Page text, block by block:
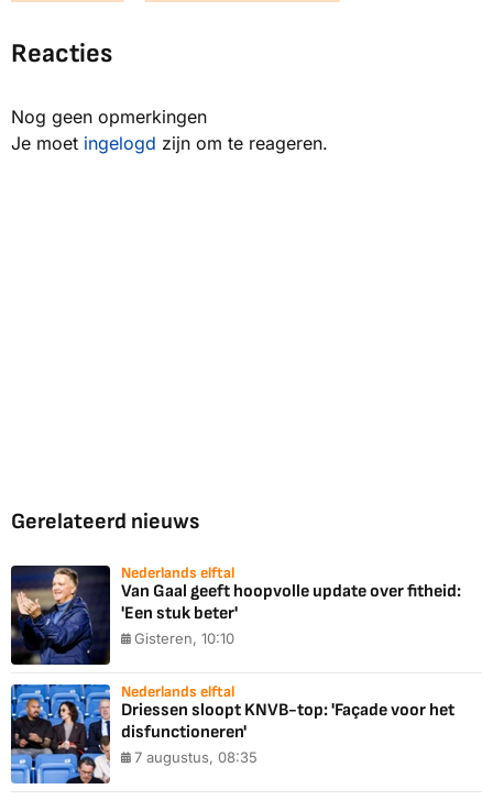
Reacties
Nog geen opmerkingen
Je moet ingelogd zijn om te reageren.
Gerelateerd nieuws
Nederlands elftal
Van Gaal geeft hoopvolle update over fitheid:
'Een stuk beter'
Gisteren, 10:10
Nederlands elftal
Driessen sloopt KNVB-top: 'Façade voor het
disfunctioneren'
7 augustus, 08:35